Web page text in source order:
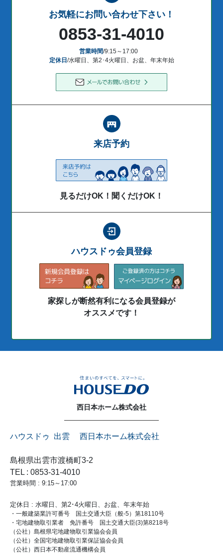
お気軽にお問い合わせ下さい！
0853-31-4010
営業時間/9:15～17:00
定休日 /水曜日、第2･4火曜日、お盆、年末年始
来店予約
見るだけOK！聞くだけOK！
ハウスドゥ会員登録
家探しが断然有利になる会員登録が
オススメです！
西日本ホーム株式会社
ハウスドゥ 出雲 西日本ホーム株式会社
島根県出雲市渡橋町3-2
TEL : 0853-31-4010
営業時間 : 9:15～17:00
定休日 : 水曜日、第2･4火曜日、お盆、年末年始
・一般建築業許可番号 国土交通大臣（般-5）第18110号
・宅地建物取引業者 免許番号 国土交通大臣(3)第8218号
（公社）島根県宅地建物取引業協会会員
（公社）全国宅地建物取引業保証協会会員
（公社）西日本不動産流通機構会員